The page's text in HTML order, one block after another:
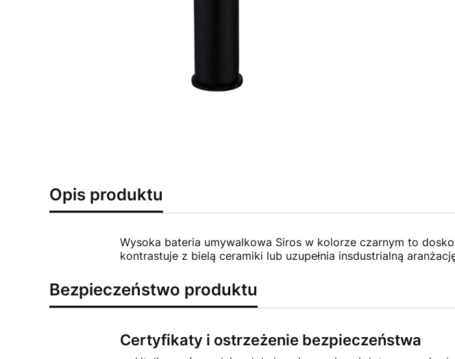
Opis produktu
Wysoka bateria umywalkowa Siros w kolorze czarnym to
kontrastuje z bielą ceramiki lub uzupełnia insdustrialną
Bezpieczeństwo produktu
Certyfikaty i ostrzeżenie bezpieczeństwa